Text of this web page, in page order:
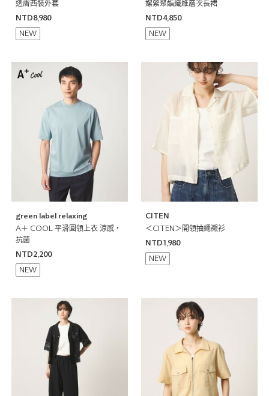
透膚西裝外套
NTD8,980
NEW
嫘縈聚酯纖維層次長裙
NTD4,850
NEW
green label relaxing
A＋ COOL 平滑圓領上衣 涼感・
抗菌
NTD2,200
NEW
CITEN
＜CITEN＞開領抽繩襯衫
NTD1,980
NEW